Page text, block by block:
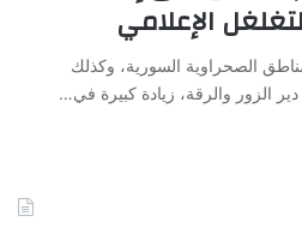
الإعلامي
الصحراوية السورية، وكذلك
الزور والرقة، زيادة كبيرة في…